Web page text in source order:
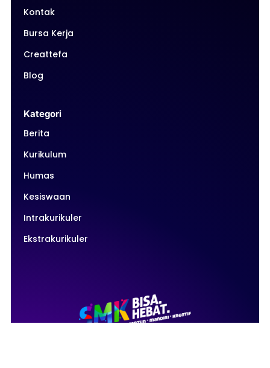
Kontak
Bursa Kerja
Creattefa
Blog
Kategori
Berita
Kurikulum
Humas
Kesiswaan
Intrakurikuler
Ekstrakurikuler